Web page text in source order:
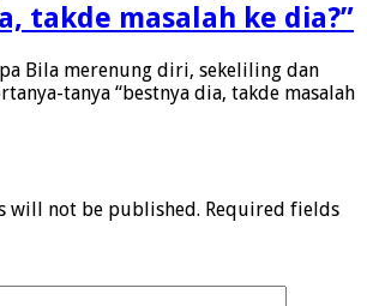
takde masalah ke dia?”
Bila merenung diri, sekeliling dan
tanya “bestnya dia, takde masalah
will not be published. Required fields